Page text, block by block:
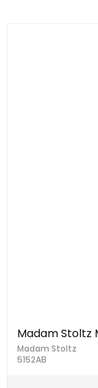
Madam Stoltz
Madam Stoltz
5152AB